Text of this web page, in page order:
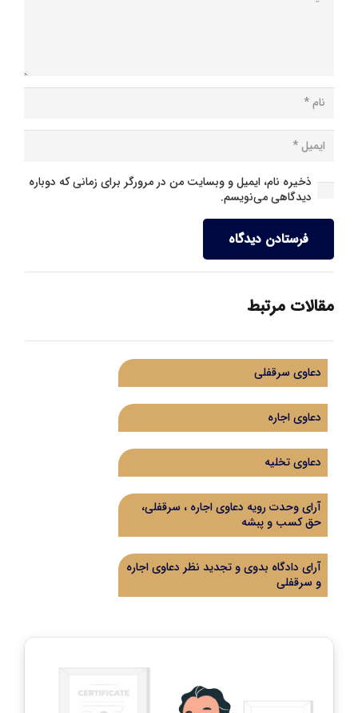
ذخیره نام، ایمیل و وبسایت من در مرورگر برای زمانی که دوباره
دیدگاهی می‌نویسم.
فرستادن دیدگاه
مقالات مرتبط
دعاوی سرقفلی
دعاوی اجاره
دعاوی تخلیه
آرای وحدت رویه دعاوی اجاره ، سرقفلی،
حق کسب و پبشه
آرای دادگاه بدوی و تجدید نظر دعاوی اجاره
و سرقفلی